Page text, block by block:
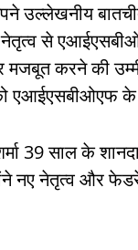
उल्लेखनीय
नेतृत्व से
करने की
एआईएसबीओएफ
39 साल के
नए नेतृत्व और